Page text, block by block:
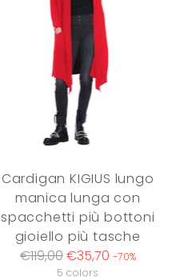
Cardigan KIGIUS lungo
manica lunga con
spacchetti più bottoni
gioiello più tasche
Regular
€119,00€35,70 -70%
5 colors